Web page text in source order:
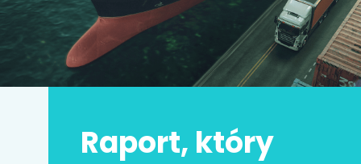
szanse na sukces.
Zyskujesz prawdziwą przewagę konkurencyjną.
Może to Twojanajlepsza inwestycja w życiu!
Raport, który